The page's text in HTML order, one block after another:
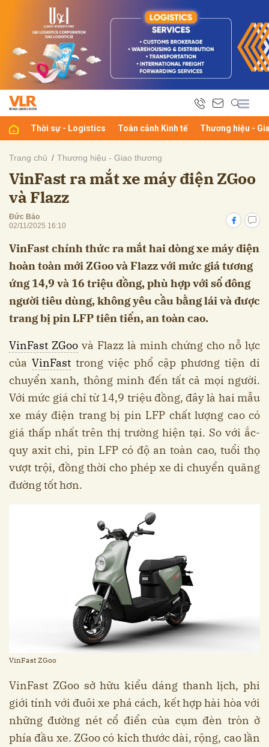
Thời sự - Logistics Toàn cảnh Kinh tế Thương hiệu -
Trang chủ Thương hiệu - Giao thương
VinFast ra mắt xe máy điện ZGoo
và Flazz
Đức Bảo
02/11/2025 16:10
VinFast chính thức ra mắt hai dòng xe máy điện
hoàn toàn mới ZGoo và Flazz với mức giá tương
ứng 14,9 và 16 triệu đồng, phù hợp với số đông
người tiêu dùng, không yêu cầu bằng lái và được
trang bị pin LFP tiên tiến, an toàn cao.
VinFast ZGoo và Flazz là minh chứng cho nỗ lực
của VinFast trong việc phổ cập phương tiện di
chuyển xanh, thông minh đến tất cả mọi người.
Với mức giá chỉ từ 14,9 triệu đồng, đây là hai mẫu
xe máy điện trang bị pin LFP chất lượng cao có
giá thấp nhất trên thị trường hiện tại. So với ắc-
quy axit chì, pin LFP có độ an toàn cao, tuổi thọ
vượt trội, đồng thời cho phép xe di chuyển quãng
đường tốt hơn.
VinFast ZGoo
VinFast ZGoo sở hữu kiểu dáng thanh lịch, phi
giới tính với đuôi xe phá cách, kết hợp hài hòa với
những đường nét cổ điển của cụm đèn tròn ở
phía đầu xe. ZGoo có kích thước dài, rộng, cao lần
luận
Hủy